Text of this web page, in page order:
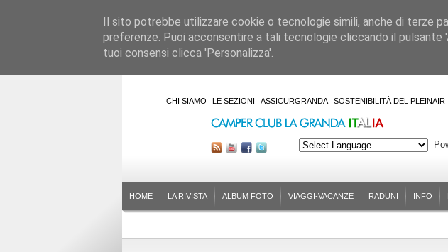
CHI SIAMO LE SEZIONI ASSICURGRANDA SOSTENIBILITÀ DEL PLEINAIR
HOME LA RIVISTA ALBUM FOTO VIAGGI-VACANZE RADUNI INFO
Il sito potrebbe utilizzare cookie o tecnologie simili, anche di terze
preferenze. Puoi acconsentire a tali tecnologie cliccando il pulsante
tuoi consensi clicca 'Personalizza'.